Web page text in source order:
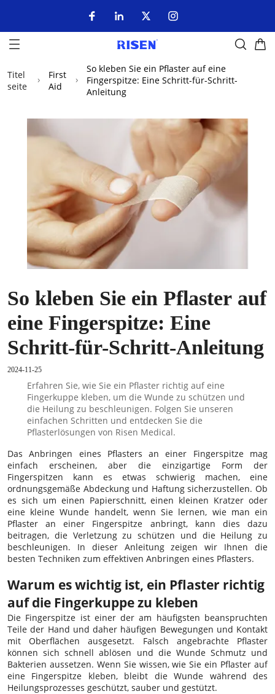
Titel
seite
First
Aid
So kleben Sie ein Pflaster auf eine
Fingerspitze: Eine Schritt-für-Schritt-
Anleitung
So kleben Sie ein Pflaster auf
eine Fingerspitze: Eine
Schritt-für-Schritt-Anleitung
2024-11-25
Erfahren Sie, wie Sie ein Pflaster richtig auf eine
Fingerkuppe kleben, um die Wunde zu schützen und
die Heilung zu beschleunigen. Folgen Sie unseren
einfachen Schritten und entdecken Sie die
Pflasterlösungen von Risen Medical.
Das Anbringen eines Pflasters an einer Fingerspitze mag
einfach erscheinen, aber die einzigartige Form der
Fingerspitzen kann es etwas schwierig machen, eine
ordnungsgemäße Abdeckung und Haftung sicherzustellen. Ob
es sich um einen Papierschnitt, einen kleinen Kratzer oder
eine kleine Wunde handelt, wenn Sie lernen, wie man ein
Pflaster an einer Fingerspitze anbringt, kann dies dazu
beitragen, die Verletzung zu schützen und die Heilung zu
beschleunigen. In dieser Anleitung zeigen wir Ihnen die
besten Techniken zum effektiven Anbringen eines Pflasters.
Warum es wichtig ist, ein Pflaster richtig
auf die Fingerkuppe zu kleben
Die Fingerspitze ist einer der am häufigsten beanspruchten
Teile der Hand und daher häufigen Bewegungen und Kontakt
mit Oberflächen ausgesetzt. Falsch angebrachte Pflaster
können sich schnell ablösen und die Wunde Schmutz und
Bakterien aussetzen. Wenn Sie wissen, wie Sie ein Pflaster auf
eine Fingerspitze kleben, bleibt die Wunde während des
Heilungsprozesses geschützt, sauber und gestützt.